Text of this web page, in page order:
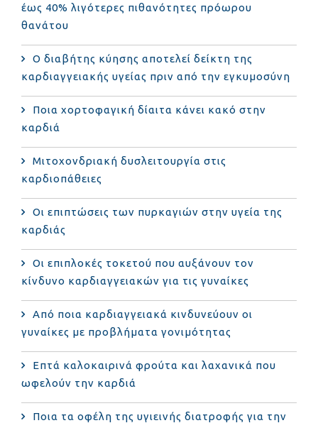
έως 40% λιγότερες πιθανότητες πρόωρου
θανάτου
Ο διαβήτης κύησης αποτελεί δείκτη της
καρδιαγγειακής υγείας πριν από την εγκυμοσύνη
Ποια χορτοφαγική δίαιτα κάνει κακό στην
καρδιά
Μιτοχονδριακή δυσλειτουργία στις
καρδιοπάθειες
Οι επιπτώσεις των πυρκαγιών στην υγεία της
καρδιάς
Οι επιπλοκές τοκετού που αυξάνουν τον
κίνδυνο καρδιαγγειακών για τις γυναίκες
Από ποια καρδιαγγειακά κινδυνεύουν οι
γυναίκες με προβλήματα γονιμότητας
Επτά καλοκαιρινά φρούτα και λαχανικά που
ωφελούν την καρδιά
Ποια τα οφέλη της υγιεινής διατροφής για την